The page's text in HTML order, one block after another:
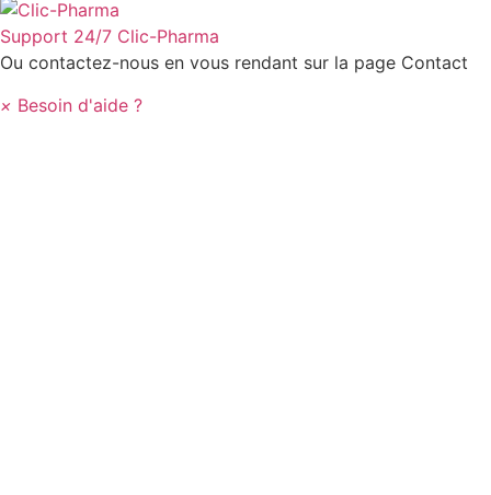
Support 24/7 Clic-Pharma
Ou contactez-nous en vous rendant sur la page Contact
× Besoin d'aide ?